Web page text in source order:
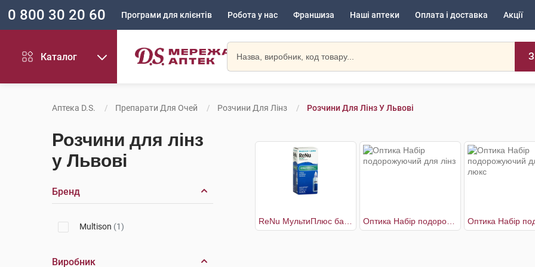
0 800 30 20 60 Програми для клієнтів Робота у нас Франшиза Наші аптеки Оплата і доставка Акції
Каталог
Аптека D.S. Препарати Для Очей Розчини Для Лінз Розчини Для Лінз У Львові
Розчини для лінз
у Львові
Бренд
Multison (1)
Виробник